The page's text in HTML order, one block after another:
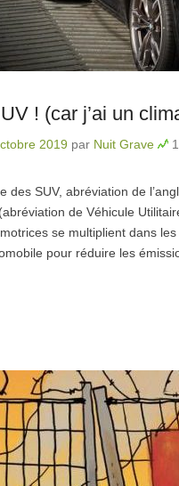
! (car j’ai un
2019 par Nuit Grave
des SUV, abréviation de
de Véhicule
se multiplient dans
pour réduire les